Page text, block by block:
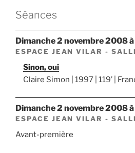
Séances
dimanche 2 novembre 2008
ESPACE JEAN VILAR -
Sinon, oui
Claire Simon | 1997 | 119’ |
dimanche 2 novembre 2008
ESPACE JEAN VILAR -
Avant-première